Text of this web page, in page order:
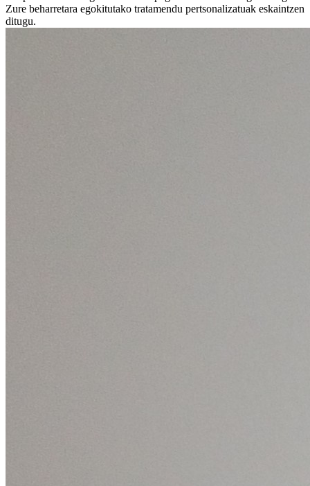
Zure beharretara egokitutako tratamendu pertsonalizatuak eskaintzen
ditugu.